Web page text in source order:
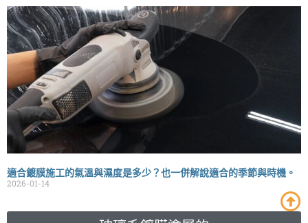
適合鍍膜施工的氣溫與濕度是多少？也一併解說適合的季節與時機。
2026-01-14